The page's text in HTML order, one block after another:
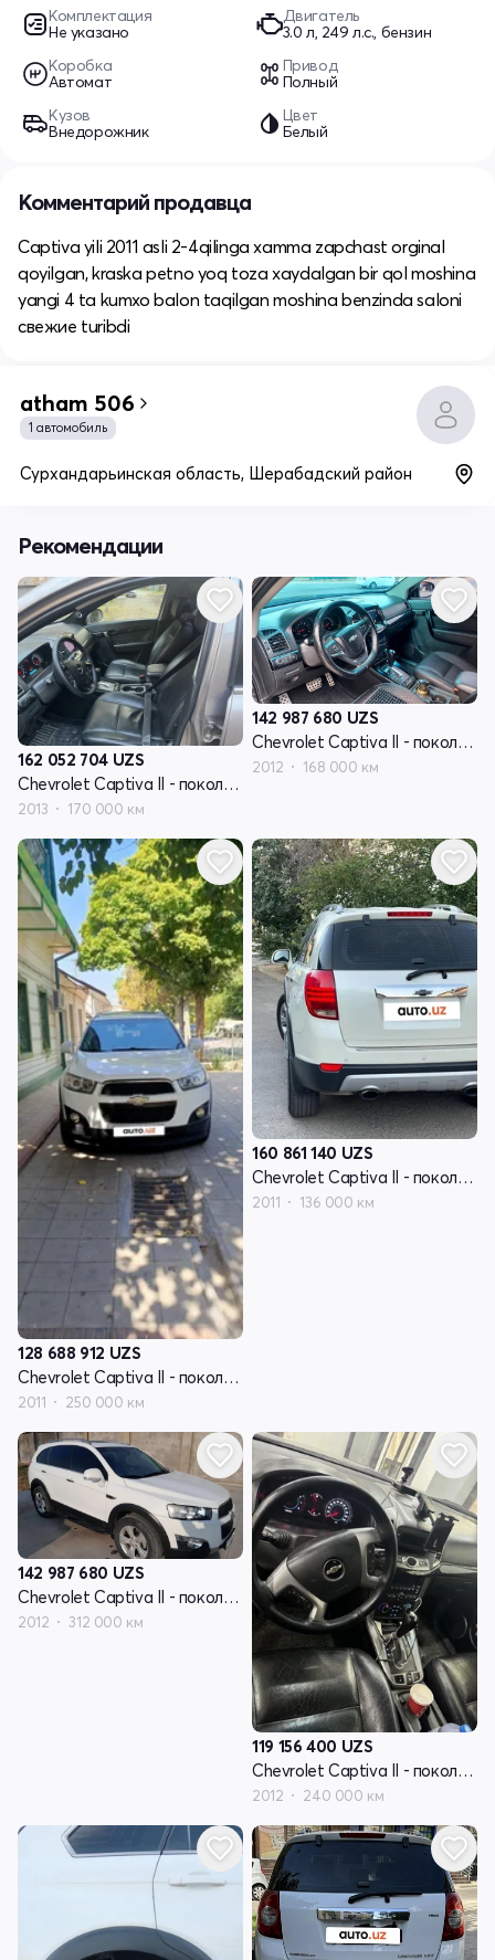
Комплектация
Не указано
Двигатель
3.0 л, 249 л.с., бензин
Коробка
Автомат
Привод
Полный
Кузов
Внедорожник
Цвет
Белый
Комментарий продавца
Captiva yili 2011 asli 2-4qilinga xamma zapchast orginal
qoyilgan, kraska petno yoq toza xaydalgan bir qol moshina
yangi 4 ta kumxo balon taqilgan moshina benzinda saloni
свежие turibdi
atham 506
1 автомобиль
Сурхандарьинская область, Шерабадский район
Рекомендации
162 052 704 UZS
Chevrolet Captiva II - поколение
2013 170 000 км
142 987 680 UZS
Chevrolet Captiva II - поколение
2012 168 000 км
128 688 912 UZS
Chevrolet Captiva II - поколение
2011 250 000 км
160 861 140 UZS
Chevrolet Captiva II - поколение
2011 136 000 км
142 987 680 UZS
Chevrolet Captiva II - поколение
2012 312 000 км
119 156 400 UZS
Chevrolet Captiva II - поколение
2012 240 000 км